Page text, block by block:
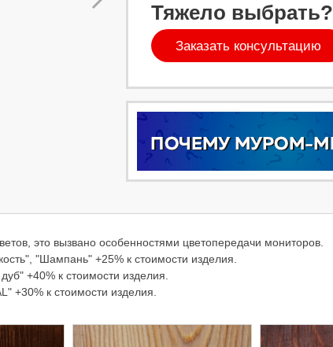
Тяжело выбрать?
Заказать консультацию
это вызвано особенностями цветопередачи мониторов.
"Шампань" +25% к стоимости изделия.
+40% к стоимости изделия.
+30% к стоимости изделия.